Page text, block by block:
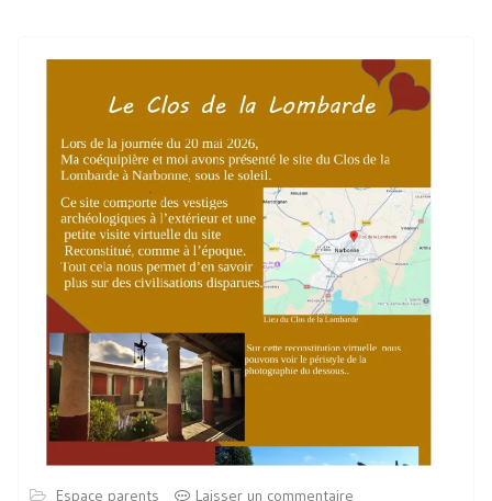
Espace parents Laisser un commentaire